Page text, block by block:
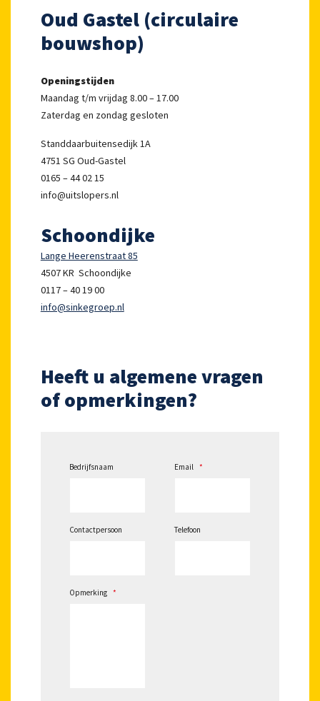
Oud Gastel (circulaire
bouwshop)
Openingstijden
Maandag t/m vrijdag 8.00 – 17.00
Zaterdag en zondag gesloten
Standdaarbuitensedijk 1A
4751 SG Oud-Gastel
0165 – 44 02 15
info@uitslopers.nl
Schoondijke
Lange Heerenstraat 85
4507 KR Schoondijke
0117 – 40 19 00
info@sinkegroep.nl
Heeft u algemene vragen
of opmerkingen?
Bedrijfsnaam Email *
Contactpersoon Telefoon
Opmerking *